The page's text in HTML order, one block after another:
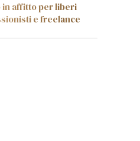
in affitto per liberi
e freelance